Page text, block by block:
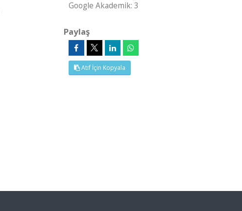
Google Akademik: 3
Paylaş
Atıf İçin Kopyala